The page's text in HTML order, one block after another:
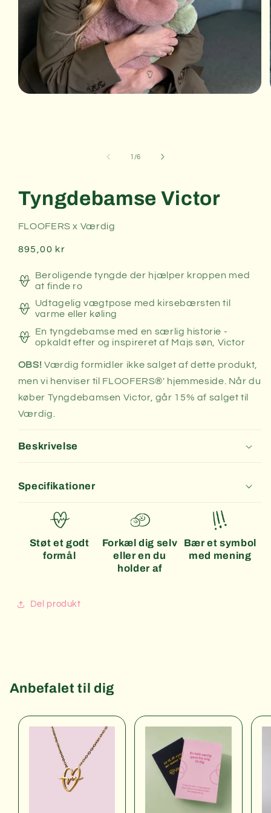
1 /af
6
Tyngdebamse Victor
FLOOFERS x Værdig
Normalpris
895,00 kr
Beroligende tyngde der hjælper kroppen med
at finde ro
Udtagelig vægtpose med kirsebærsten til
varme eller køling
En tyngdebamse med en særlig historie -
opkaldt efter og inspireret af Majs søn, Victor
OBS! Værdig formidler ikke salget af dette produkt,
men vi henviser til FLOOFERS®' hjemmeside. Når du
køber Tyngdebamsen Victor, går 15% af salget til
Værdig.
Beskrivelse
Specifikationer
Støt et godt
formål
Forkæl dig selv
eller en du
holder af
Bær et symbol
med mening
Del produkt
Anbefalet til dig